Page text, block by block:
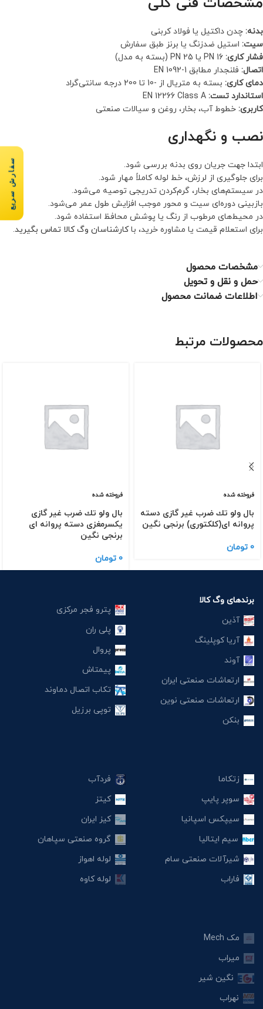
بدنه: چدن داکتیل یا فولاد کربنی
سیت: استیل ضدزنگ یا برنز طبق سفارش
فشار کاری:
اتصال: فلنجدار مطابق EN 1092-1
دمای کاری: بسته به متریال از -10 تا 200 درجه سانتی‌گراد
استاندارد تست:
کاربری: خطوط آب، بخار، روغن و سیالات صنعتی
نصب و نگهداری
ابتدا جهت جریان روی بدنه بررسی شود.
برای جلوگیری از لرزش، خط لوله کاملاً مهار شود.
در سیستم‌های بخار، گرم‌کردن تدریجی توصیه می‌شود.
بازبینی دوره‌ای سیت و محور موجب افزایش طول عمر می‌شود.
در محیط‌های مرطوب از رنگ یا پوشش محافظ استفاده شود.
برای استعلام قیمت یا مشاوره خرید، باکارشناسان وگ کالا تماس بگیرید.
مشخصات محصول
حمل و نقل و تحویل
اطلاعات ضمانت محصول
محصولات مرتبط
فروخته شده
بال ولو تك ضرب غیر گازی دسته
پروانه ای(كلكتوری) برنجی نگین
0 تومان
فروخته شده
بال ولو تك ضرب غیر گازی
یكسرمغزی دسته پروانه ای
برنجی نگین
0 تومان
برندهای وگ کالا
آذین
آریا کوپلینگ
آوند
ارتعاشات صنعتی ایران
ارتعاشات صنعتی نوین
بنکن
پترو فجر مرکزی
پلی ران
پروال
پیمتاش
تکاب اتصال دماوند
توپی برزیل
زتکاما
سوپر پایپ
سیپکس اسپانیا
سیم ایتالیا
شیرآلات صنعتی سام
فاراب
فردآب
کیتز
کیز ایران
گروه صنعتی سپاهان
لوله اهواز
لوله کاوه
مک Mech
میراب
نگین شیر
نهراب
سفارش سریع